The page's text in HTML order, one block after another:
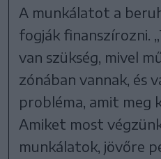
A munkálatot a
fogják finanszírozni.
van szükség, mivel
zónában vannak, és
probléma, amit meg
Amiket most
munkálatok, jövőre